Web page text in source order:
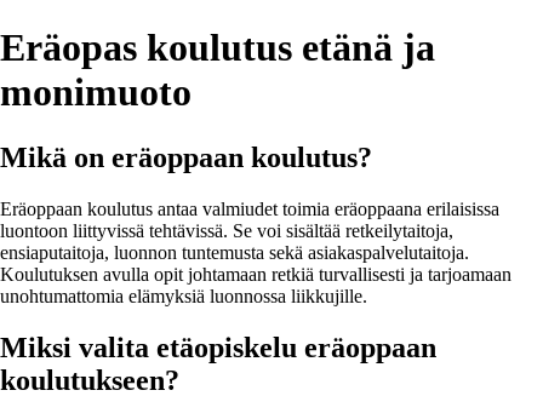
Eräopas koulutus etänä ja
monimuoto
Mikä on eräoppaan koulutus?
Eräoppaan koulutus antaa valmiudet toimia eräoppaana erilaisissa
luontoon liittyvissä tehtävissä. Se voi sisältää retkeilytaitoja,
ensiaputaitoja, luonnon tuntemusta sekä asiakaspalvelutaitoja.
Koulutuksen avulla opit johtamaan retkiä turvallisesti ja tarjoamaan
unohtumattomia elämyksiä luonnossa liikkujille.
Miksi valita etäopiskelu eräoppaan
koulutukseen?